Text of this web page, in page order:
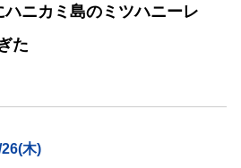
ニカミ島のミツハニーレ
た
木)